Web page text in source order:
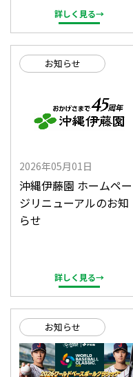
詳しく見る→
お知らせ
2026年05月01日
沖縄伊藤園 ホームペー
ジリニューアルのお知
らせ
詳しく見る→
お知らせ